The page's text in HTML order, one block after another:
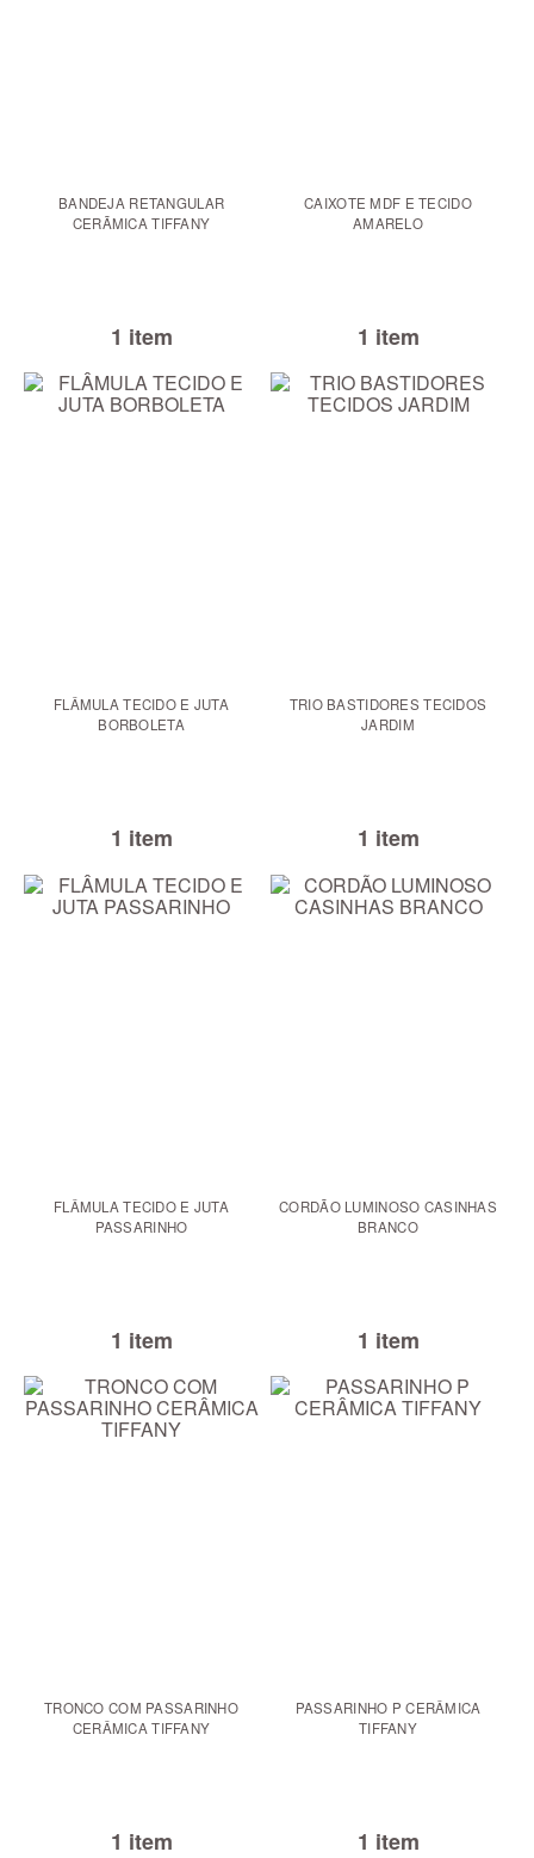
BANDEJA RETANGULAR
CERÃMICA TIFFANY
1 item
CAIXOTE MDF E TECIDO
AMARELO
1 item
FLÂMULA TECIDO E JUTA
BORBOLETA
1 item
TRIO BASTIDORES TECIDOS
JARDIM
1 item
FLÂMULA TECIDO E JUTA
PASSARINHO
1 item
CORDÃO LUMINOSO CASINHAS
BRANCO
1 item
TRONCO COM PASSARINHO
CERÂMICA TIFFANY
1 item
PASSARINHO P CERÂMICA
TIFFANY
1 item